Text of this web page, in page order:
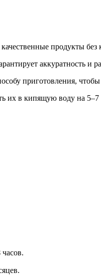
продукты без
аккуратность и
приготовления,
их в кипящую воду на 5–7